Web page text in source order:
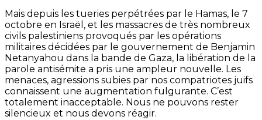
Mais depuis les tueries perpétrées par le Hamas, le 7
octobre en Israël, et les massacres de très nombreux
civils palestiniens provoqués par les opérations
militaires décidées par le gouvernement de Benjamin
Netanyahou dans la bande de Gaza, la libération de la
parole antisémite a pris une ampleur nouvelle. Les
menaces, agressions subies par nos compatriotes juifs
connaissent une augmentation fulgurante. C’est
totalement inacceptable. Nous ne pouvons rester
silencieux et nous devons réagir.